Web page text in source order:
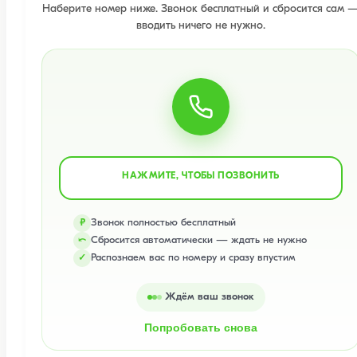
Наберите номер ниже. Звонок бесплатный и сбросится сам
вводить ничего не нужно.
НАЖМИТЕ, ЧТОБЫ ПОЗВОНИТЬ
₽ Звонок полностью бесплатный
⤺ Сбросится автоматически — ждать не нужно
✓ Распознаем вас по номеру и сразу впустим
Ждём ваш звонок
Попробовать снова